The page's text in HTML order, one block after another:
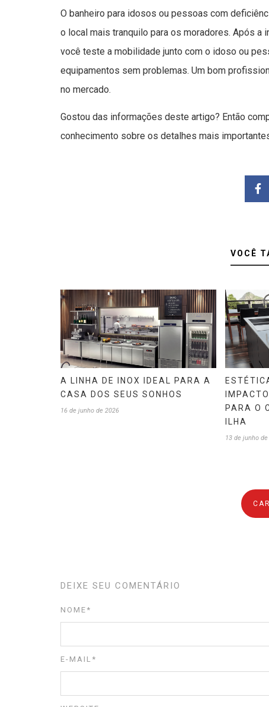
O banheiro para idosos ou pessoas com
o local mais tranquilo para os moradores. Após a
você teste a mobilidade junto com o idoso ou
equipamentos sem problemas. Um bom
no mercado.
Gostou das informações deste artigo? Então
conhecimento sobre os detalhes mais
VOCÊ
A LINHA DE INOX IDEAL PARA A
CASA DOS SEUS SONHOS
16 de junho de 2026
PARA O
ILHA
13 de junho
DEIXE SEU COMENTÁRIO
NOME *
E-MAIL *